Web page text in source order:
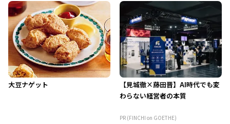
大豆ナゲット
【見城徹×藤田晋】AI時代でも変
わらない経営者の本質
PR (FINCHI on GOETHE)